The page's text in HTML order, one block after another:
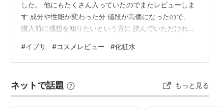
した。 他にもたくさん入っていたのでまたレビューしま
す 成分や性能が変わった分 値段が高価になったので、
購入前に感想を知りたいという方に 読んでいただければ
旧版よりもとろみが強くなった 1週間連続で使ったもの
の、ニキビができる気配なし 旧版がさっぱりしすぎと感
イプサ ザ・タイムR アクア e 200mL 医薬部外品イプサ
(IPSA)AmazonIPSA 【公式】IPSA …
#イプサ #コスメレビュー #化粧水
ネットで話題 もっと見る